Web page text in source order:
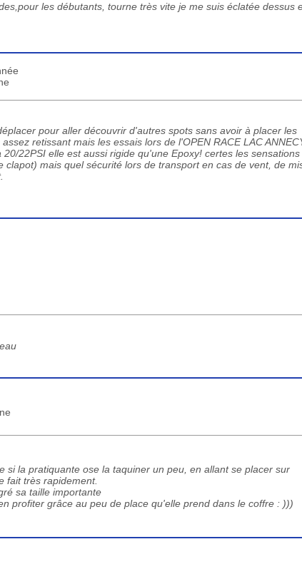
les débutants, tourne très vite je me suis éclatée dessus
pour aller découvrir d'autres spots sans avoir à placer les
retissant mais les essais lors de l'OPEN RACE LAC
22PSI elle est aussi rigide qu'une Epoxy! certes les sensations
mais quel sécurité lors de transport en cas de vent, de
si la pratiquante ose la taquiner un peu, en allant se placer sur
fait très rapidement.
sa taille importante
profiter grâce au peu de place qu'elle prend dans le coffre : )))